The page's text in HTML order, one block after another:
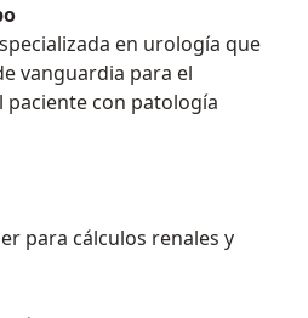
en urología que
vanguardia para el
con patología
renales y